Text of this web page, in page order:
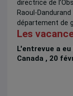
directrice de
Raoul-
département de
Les
L'entrevue a
Canada , 20